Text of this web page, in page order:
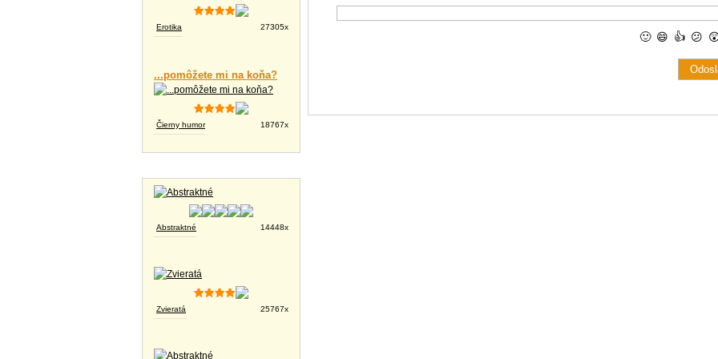
Erotika 27305x
...pomôžete mi na koňa?
Čierny humor 18767x
Abstraktné 14448x
Zvieratá 25767x
🙂 😄 👍 😕